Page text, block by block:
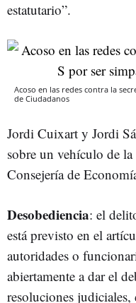
estatutario”.
Acoso en las redes contra la
de Ciudadanos
Jordi Cuixart y Jordi
sobre un vehículo de
Consejería de
Desobediencia: el
está previsto en el
autoridades o
abiertamente a dar el
resoluciones judiciales,